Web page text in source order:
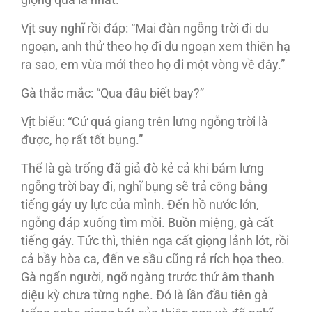
Vịt suy nghĩ rồi đáp: “Mai đàn ngỗng trời đi du
ngoạn, anh thử theo họ đi du ngoạn xem thiên hạ
ra sao, em vừa mới theo họ đi một vòng về đây.”
Gà thắc mắc: “Qua đâu biết bay?”
Vịt biểu: “Cứ quá giang trên lưng ngỗng trời là
được, họ rất tốt bụng.”
Thế là gà trống đã giả đò kẻ cả khi bám lưng
ngỗng trời bay đi, nghĩ bụng sẽ trả công bằng
tiếng gáy uy lực của mình. Đến hồ nước lớn,
ngỗng đáp xuống tìm mồi. Buồn miệng, gà cất
tiếng gáy. Tức thì, thiên nga cất giọng lảnh lót, rồi
cả bầy hòa ca, đến ve sầu cũng rả rích họa theo.
Gà ngẩn người, ngỡ ngàng trước thứ âm thanh
diệu kỳ chưa từng nghe. Đó là lần đầu tiên gà